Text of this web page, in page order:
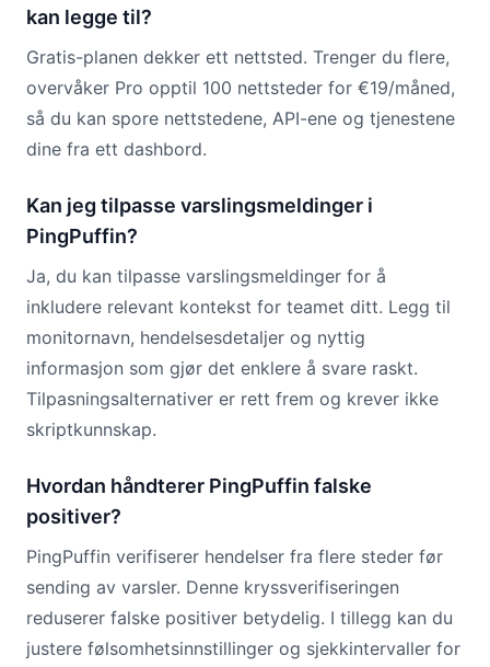
kan legge til?
Gratis-planen dekker ett nettsted. Trenger du flere,
overvåker Pro opptil 100 nettsteder for €19/måned,
så du kan spore nettstedene, API-ene og tjenestene
dine fra ett dashbord.
Kan jeg tilpasse varslingsmeldinger i
PingPuffin?
Ja, du kan tilpasse varslingsmeldinger for å
inkludere relevant kontekst for teamet ditt. Legg til
monitornavn, hendelsesdetaljer og nyttig
informasjon som gjør det enklere å svare raskt.
Tilpasningsalternativer er rett frem og krever ikke
skriptkunnskap.
Hvordan håndterer PingPuffin falske
positiver?
PingPuffin verifiserer hendelser fra flere steder før
sending av varsler. Denne kryssverifiseringen
reduserer falske positiver betydelig. I tillegg kan du
justere følsomhetsinnstillinger og sjekkintervaller for